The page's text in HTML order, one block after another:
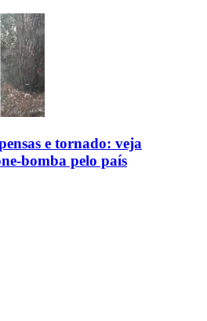
e tornado: veja
bomba pelo país